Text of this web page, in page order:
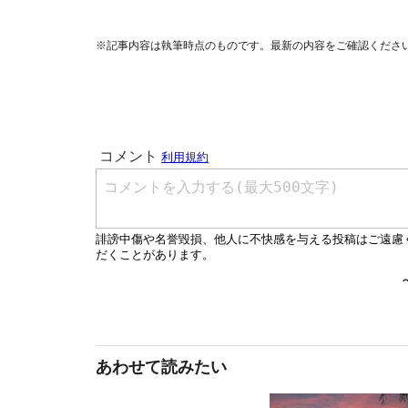
※記事内容は執筆時点のものです。最新の内容をご確認くださ
あわせて読みたい